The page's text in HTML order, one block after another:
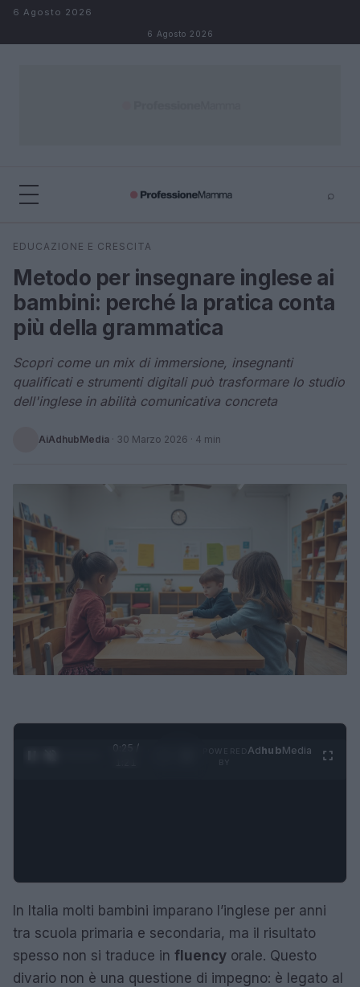
Salta al contenuto
6 Agosto 2026
6 Agosto 2026
⌕
Cerca
EDUCAZIONE E CRESCITA
Metodo per insegnare inglese ai
bambini: perché la pratica conta
più della grammatica
Scopri come un mix di immersione, insegnanti
qualificati e strumenti digitali può trasformare lo studio
dell'inglese in abilità comunicativa concreta
AiAdhubMedia · 30 Marzo 2026 · 4 min
0:26 /
AdhubMedia
In Italia molti bambini imparano l’inglese per anni
tra scuola primaria e secondaria, ma il risultato
spesso non si traduce in fluency orale. Questo
divario non è una questione di impegno: è legato al